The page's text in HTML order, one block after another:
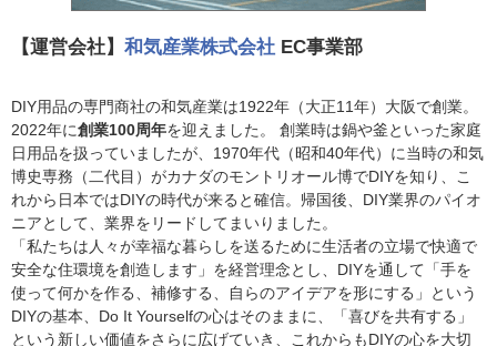
【運営会社】 和気産業株式会社 EC事業部
DIY用品の専門商社の和気産業は1922年（大正11年）大阪で創業。
2022年に創業100周年を迎えました。 創業時は鍋や釜といった家庭
日用品を扱っていましたが、1970年代（昭和40年代）に当時の和気
博史専務（二代目）がカナダのモントリオール博でDIYを知り、こ
れから日本ではDIYの時代が来ると確信。帰国後、DIY業界のパイオ
ニアとして、業界をリードしてまいりました。
「私たちは人々が幸福な暮らしを送るために生活者の立場で快適で
安全な住環境を創造します」を経営理念とし、DIYを通して「手を
使って何かを作る、補修する、自らのアイデアを形にする」という
DIYの基本、Do It Yourselfの心はそのままに、「喜びを共有する」
という新しい価値をさらに広げていき、これからもDIYの心を大切